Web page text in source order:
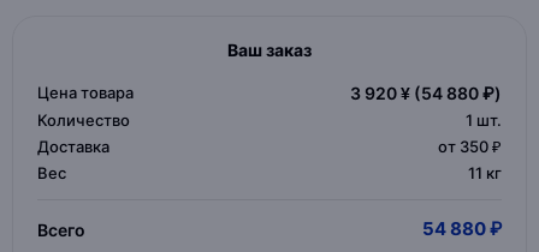
Ваш заказ
Цена товара 3 920 ¥ (54 880 ₽)
Количество 1 шт.
Доставка
от 350 ₽
Вес
11 кг
Всего 54 880 ₽